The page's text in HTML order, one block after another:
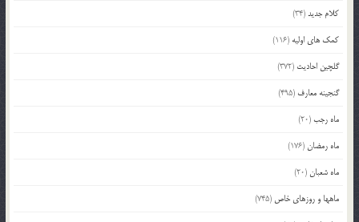
کلام جدید(34)
کمک های اولیه (116)
گلچین احادیث (372)
گنجینه معارف (495)
ماه رجب(20)
ماه رمضان(176)
ماه شعبان(20)
ماهها و روزهای خاص (745)